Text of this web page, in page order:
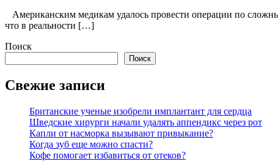
Американским медикам удалось провести операции по
что в реальности […]
Поиск
Поиск
Свежие записи
Британские ученые изобрели имплантант для сердца
Шведские хирурги начали удалять аппендикс через рот
Капли от насморка вызывают привыкание?
Когда зуб еще можно спасти?
Кофе помогает избавиться от отеков?